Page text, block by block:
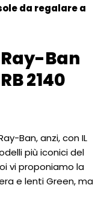
da regalare a
Ray-Ban
2140
Ban, anzi, con IL
più iconici del
vi proponiamo la
e lenti Green, ma